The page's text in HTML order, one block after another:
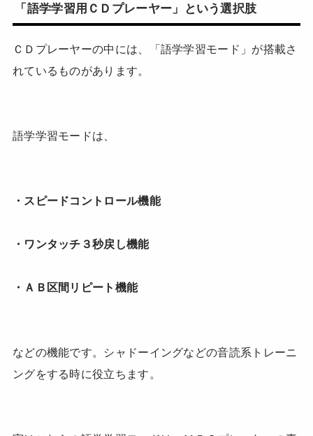
「語学学習用ＣＤプレーヤー」という選択肢
ＣＤプレーヤーの中には、「語学学習モード」が搭載さ
れているものがあります。
語学学習モードは、
・スピードコントロール機能
・ワンタッチ３秒戻し機能
・ＡＢ区間リピート機能
などの機能です。シャドーイングなどの音読系トレーニ
ングをする時に役立ちます。